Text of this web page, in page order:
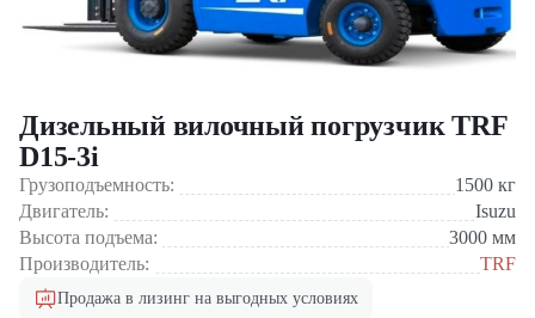
Дизельный вилочный погрузчик TRF
D15-3i
Грузоподъемность: 1500 кг
Двигатель:
Isuzu
Высота подъема:
3000 мм
Производитель:
TRF
Продажа в лизинг на выгодных условиях